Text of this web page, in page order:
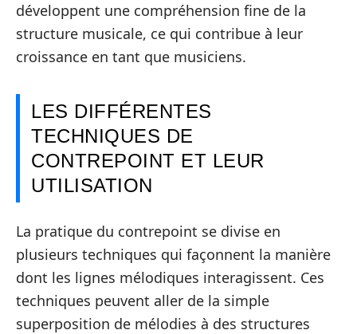
développent une compréhension fine de la
structure musicale, ce qui contribue à leur
croissance en tant que musiciens.
LES DIFFÉRENTES
TECHNIQUES DE
CONTREPOINT ET LEUR
UTILISATION
La pratique du contrepoint se divise en
plusieurs techniques qui façonnent la manière
dont les lignes mélodiques interagissent. Ces
techniques peuvent aller de la simple
superposition de mélodies à des structures